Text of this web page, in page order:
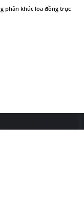
phân khúc loa đồng trục